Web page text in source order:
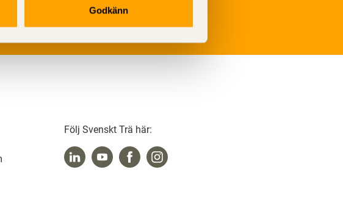
Godkänn
Läs vårintegritetspolicy.
Följ Svenskt Trä här: